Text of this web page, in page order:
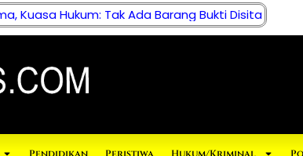
Kuasa Hukum: Tak Ada Barang Bukti Disita
Pendidikan Peristiwa Hukum/Kriminal